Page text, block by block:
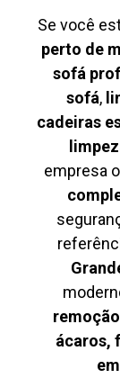
Se você
perto de
sofá
sofá,
cadeiras
empresa
ácaros,